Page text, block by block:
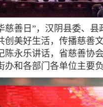
慈善日”，汉阴县委、
创美好生活，传播慈善
陈永乐讲话，省慈善协
办和各部门各单位主要